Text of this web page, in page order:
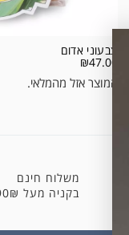
צבעוני אדום
₪47.00
המוצר אזל מהמלאי.
משלוח חינם
בקניה מעל 490₪